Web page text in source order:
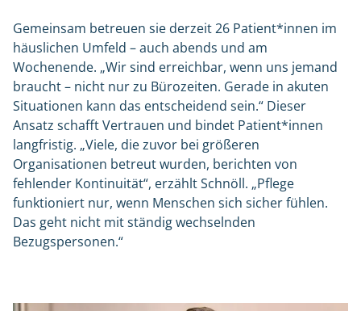
Gemeinsam betreuen sie derzeit 26 Patient*innen im
häuslichen Umfeld – auch abends und am
Wochenende. „Wir sind erreichbar, wenn uns jemand
braucht – nicht nur zu Bürozeiten. Gerade in akuten
Situationen kann das entscheidend sein.“ Dieser
Ansatz schafft Vertrauen und bindet Patient*innen
langfristig. „Viele, die zuvor bei größeren
Organisationen betreut wurden, berichten von
fehlender Kontinuität“, erzählt Schnöll. „Pflege
funktioniert nur, wenn Menschen sich sicher fühlen.
Das geht nicht mit ständig wechselnden
Bezugspersonen.“